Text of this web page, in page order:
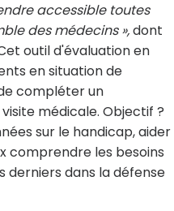
accessible toutes
des médecins »,dont
outil d'évaluation en
en situation de
compléter un
médicale. Objectif ?
sur le handicap, aider
comprendre les besoins
derniers dans la défense